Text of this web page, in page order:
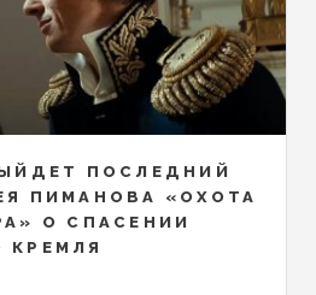
ПОСЛЕДНИЙ
ПИМАНОВА «ОХОТА
О СПАСЕНИИ
КРЕМЛЯ